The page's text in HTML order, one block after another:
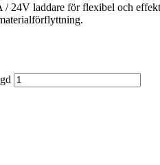
laddare för flexibel och